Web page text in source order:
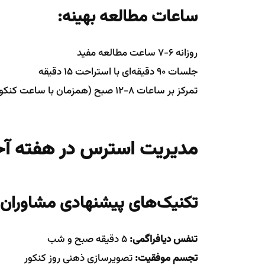
ساعات مطالعه بهینه:
روزانه 6-7 ساعت مطالعه مفید
جلسات 90 دقیقه‌ای با استراحت 15 دقیقه
تمرکز بر ساعات 8-12 صبح (همزمان با ساعت کنکور)
مدیریت استرس در هفته
تکنیک‌های پیشنهادی
تنفس دیافراگمی:
تجسم موفقیت:تصویرسازی ذهنی روز کنکور